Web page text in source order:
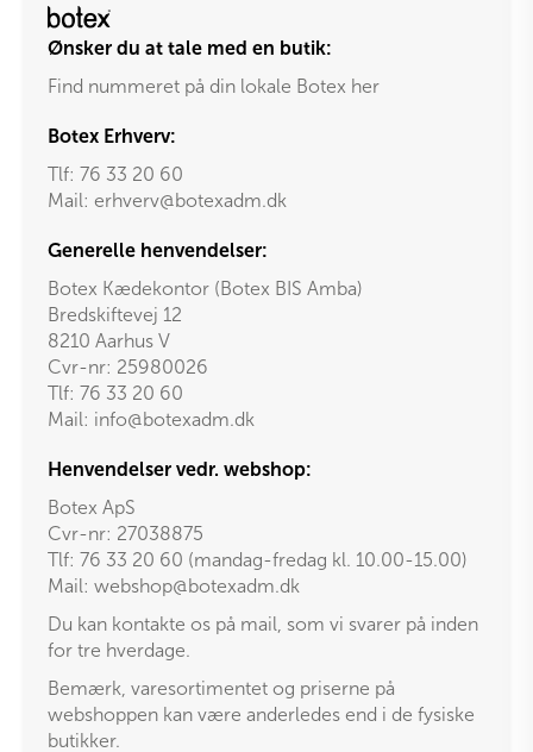
Ønsker du at tale med en butik:
Find nummeret på din lokale Botex her
Botex Erhverv:
Tlf: 76 33 20 60
Mail: erhverv@botexadm.dk
Generelle henvendelser:
Botex Kædekontor (Botex BIS Amba)
Bredskiftevej 12
8210 Aarhus V
Cvr-nr: 25980026
Tlf: 76 33 20 60
Mail: info@botexadm.dk
Henvendelser vedr. webshop:
Botex ApS
Cvr-nr: 27038875
Tlf: 76 33 20 60 (mandag-fredag kl. 10.00-15.00)
Mail: webshop@botexadm.dk
Du kan kontakte os på mail, som vi svarer på inden
for tre hverdage.
Bemærk, varesortimentet og priserne på
webshoppen kan være anderledes end i de fysiske
butikker.